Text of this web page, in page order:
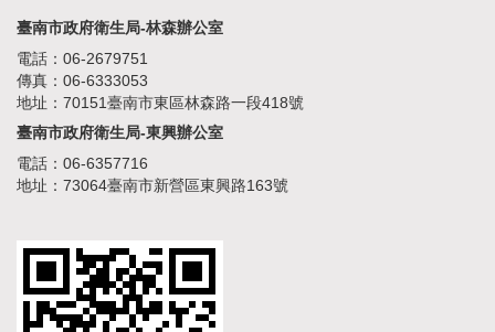
臺南市政府衛生局-林森辦公室
電話：06-2679751
傳真：06-6333053
地址：70151臺南市東區林森路一段418號
臺南市政府衛生局-東興辦公室
電話：06-6357716
地址：73064臺南市新營區東興路163號